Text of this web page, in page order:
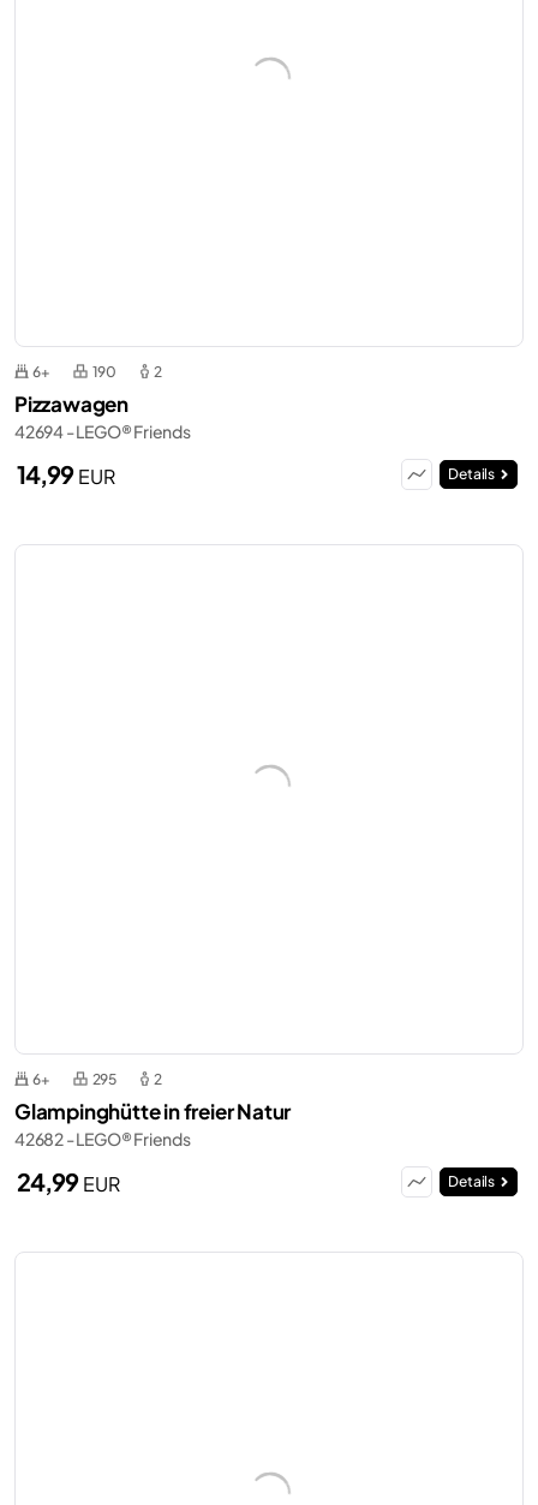
6+ 190 2
Pizzawagen
42694 - LEGO® Friends
14,99EUR Details
6+ 295 2
Glampinghütte in freier Natur
42682 - LEGO® Friends
24,99EUR Details